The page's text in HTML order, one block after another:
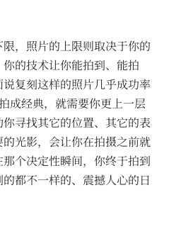
，照片的上限则取决于你的
的技术让你能拍到、能拍
复刻这样的照片几乎成功率
成经典，就需要你更上一层
寻找其它的位置、其它的表
光影，会让你在拍摄之前就
个决定性瞬间，你终于拍到
都不一样的、震撼人心的日